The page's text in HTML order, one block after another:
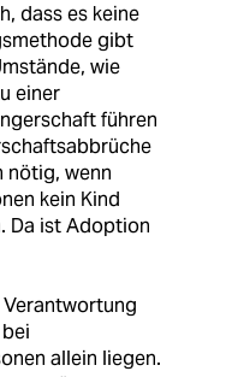
dass es keine
gibt
wie
einer
führen
nötig, wenn
kein Kind
Da ist Adoption
allein liegen.